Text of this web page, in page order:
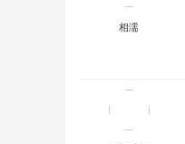
相濡